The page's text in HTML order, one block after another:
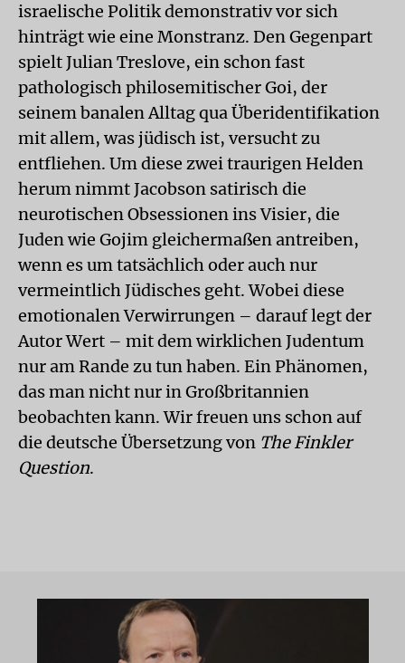
israelische Politik demonstrativ vor sich
hinträgt wie eine Monstranz. Den Gegenpart
spielt Julian Treslove, ein schon fast
pathologisch philosemitischer Goi, der
seinem banalen Alltag qua Überidentifikation
mit allem, was jüdisch ist, versucht zu
entfliehen. Um diese zwei traurigen Helden
herum nimmt Jacobson satirisch die
neurotischen Obsessionen ins Visier, die
Juden wie Gojim gleichermaßen antreiben,
wenn es um tatsächlich oder auch nur
vermeintlich Jüdisches geht. Wobei diese
emotionalen Verwirrungen – darauf legt der
Autor Wert – mit dem wirklichen Judentum
nur am Rande zu tun haben. Ein Phänomen,
das man nicht nur in Großbritannien
beobachten kann. Wir freuen uns schon auf
die deutsche Übersetzung von The Finkler
Question.